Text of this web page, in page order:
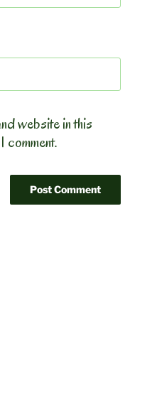
website in this
comment.